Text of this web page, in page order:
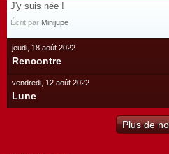
J'y suis née !
Écrit par Minijupe
jeudi, 18 août 2022
Rencontre
vendredi, 12 août 2022
Lune
Plus de